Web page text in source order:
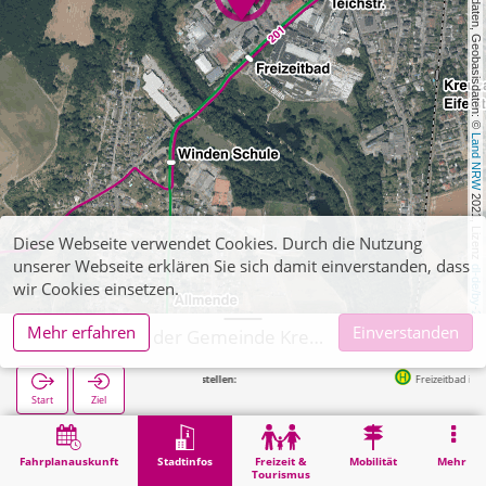
, Kartendaten, Geobasisdaten: ©
Land NRW
2021, Lizenz
dl-de/by-2-0
Fahrplanauskunft Stadtinfos
Freizeit &
Tourismus
Mobilität Mehr
Start Ziel
Nächste Haltestellen: Freizeitbad in 181m
Stadtinfos Gymnasium der Gemeinde Kreuzau
Diese Webseite verwendet Cookies. Durch die Nutzung
unserer Webseite erklären Sie sich damit einverstanden, dass
wir Cookies einsetzen.
Mehr erfahren
Einverstanden